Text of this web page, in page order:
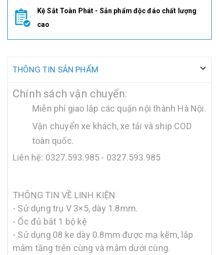
Kệ Sắt Toàn Phát - Sản phẩm độc đáo chất lượng
cao
THÔNG TIN SẢN PHẨM
Chính sách vận chuyển:
Miễn phí giao lắp các quận nội thành Hà Nội.
Vận chuyển xe khách, xe tải và ship COD
toàn quốc.
Liên hệ: 0327.593.985 - 0327.593.985
THÔNG TIN VỀ LINH KIỆN
- Sử dụng trụ V 3×5, dày 1.8mm.
- Ốc đủ bắt 1 bộ kệ
- Sử dụng 08 ke dày 0.8mm được mạ kẽm, lắp
mâm tầng trên cùng và mâm dưới cùng.